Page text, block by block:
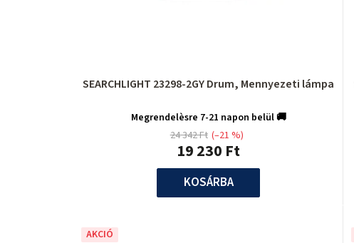
SEARCHLIGHT 23298-2GY Drum, Mennyezeti lámpa
Megrendelèsre 7-21 napon belül 🚚
19 230 Ft
24 342 Ft (–21 %)
KOSÁRBA
AKCIÓ